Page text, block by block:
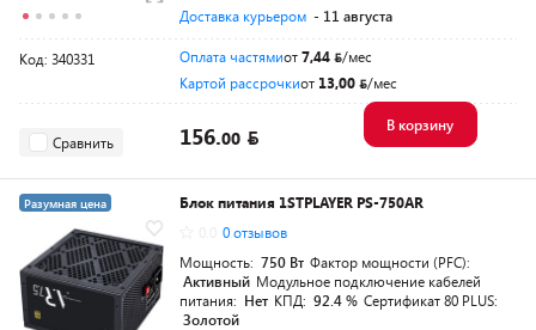
Доставка курьером - 11 августа
Код: 340331 Оплата частямиот7,44
/мес
Картой рассрочкиот 13,00 /мес
Сравнить 156.00
В корзину
Разумная цена
Блок питания 1STPLAYER PS-750AR
0 отзывов
Мощность: 750 Вт Фактор мощности (PFC):
Активный Модульное подключение кабелей
питания: Нет КПД: 92.4 % Сертификат 80 PLUS:
Золотой